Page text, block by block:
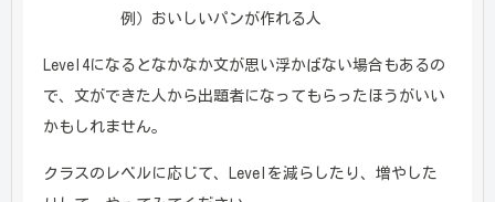
例）おいしいパンが作れる人
Level4になるとなかなか文が思い浮かばない場合もあるの
で、文ができた人から出題者になってもらったほうがいい
かもしれません。
クラスのレベルに応じて、Levelを減らしたり、増やした